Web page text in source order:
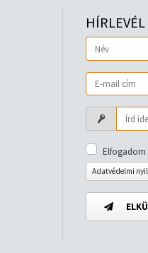
Adatvédelmi